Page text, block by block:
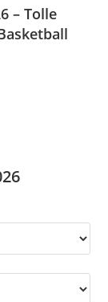
– Tolle